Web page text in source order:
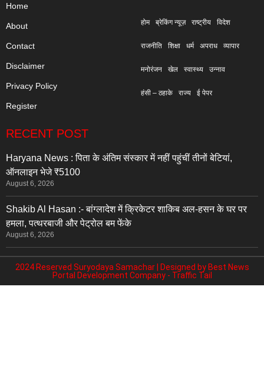
Home
About
Contact
Disclaimer
Privacy Policy
Register
होम ब्रेकिंग न्यूज़ राष्ट्रीय विदेश
राजनीति शिक्षा धर्म अपराध व्यापार
मनोरंजन खेल स्वास्थ्य उन्नाव
हंसी – ठहाके राज्य ई पेपर
RECENT POST
Haryana News : पिता के अंतिम संस्कार में नहीं पहुंचीं तीनों बेटियां,
ऑनलाइन भेजे ₹5100
August 6, 2026
Shakib Al Hasan :- बांग्लादेश में क्रिकेटर शाकिब अल-हसन के घर पर
हमला, पत्थरबाजी और पेट्रोल बम फेंके
August 6, 2026
2024 Reserved Suryodaya Samachar | Designed by Best News
Portal Development Company- Traffic Tail